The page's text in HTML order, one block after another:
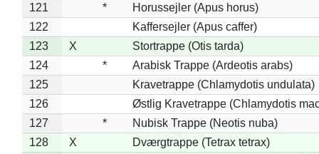
121
*
Horussejler (Apus horus)
122
Kaffersejler (Apus caffer)
123
X
Stortrappe (Otis tarda)
124
*
Arabisk Trappe (Ardeotis arabs)
125
Kravetrappe (Chlamydotis undulata)
126
Østlig Kravetrappe (Chlamydotis
127
*
Nubisk Trappe (Neotis nuba)
128
X
Dværgtrappe (Tetrax tetrax)